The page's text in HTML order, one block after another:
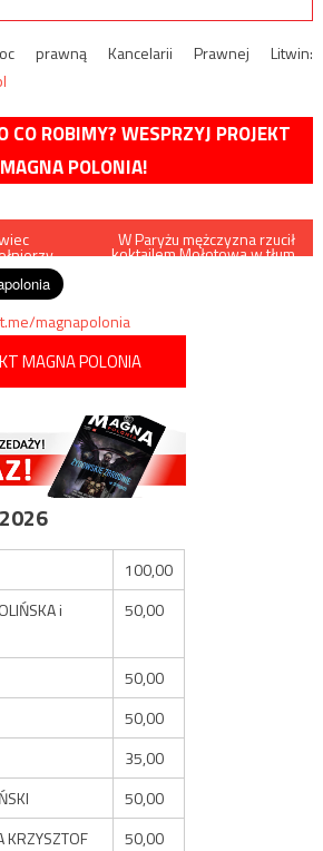
prawną Kancelarii Prawnej Litwin:
CO ROBIMY? WESPRZYJ PROJEKT
MAGNA POLONIA!
W Paryżu mężczyzna rzucił
koktajlem Mołotowa w tłum
magnapolonia
MAGNA POLONIA
100,00
i
50,00
50,00
50,00
35,00
50,00
KRZYSZTOF
50,00